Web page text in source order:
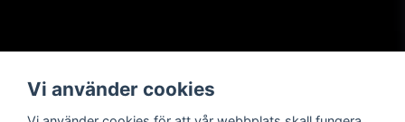
Se samtliga köpvillkor och mer info om frakt, retur och byten
Vi använder cookies